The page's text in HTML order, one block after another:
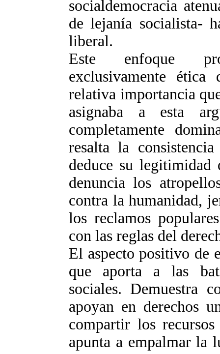
socialdemocracia
de lejanía socialista-
liberal.
Este enfoque
exclusivamente
relativa importancia
asignaba a esta
completamente
resalta la
deduce su legitimidad
denuncia los
contra la humanidad,
los reclamos
con las reglas del
El aspecto positivo de
que aporta a las
sociales. Demuestra
apoyan en derechos
compartir los
apunta a empalmar la